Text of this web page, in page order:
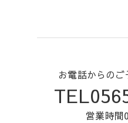
お電話からの
営業時間